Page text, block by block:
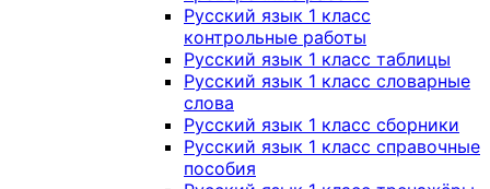
Русский язык 1 класс
контрольные работы
Русский язык 1 класс таблицы
Русский язык 1 класс словарные
слова
Русский язык 1 класс сборники
Русский язык 1 класс справочные
пособия